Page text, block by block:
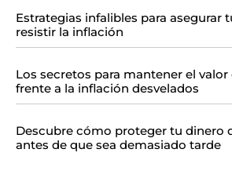
Estrategias infalibles para asegurar
resistir la inflación
Los secretos para mantener el
frente a la inflación desvelados
Descubre cómo proteger tu dinero
antes de que sea demasiado tarde